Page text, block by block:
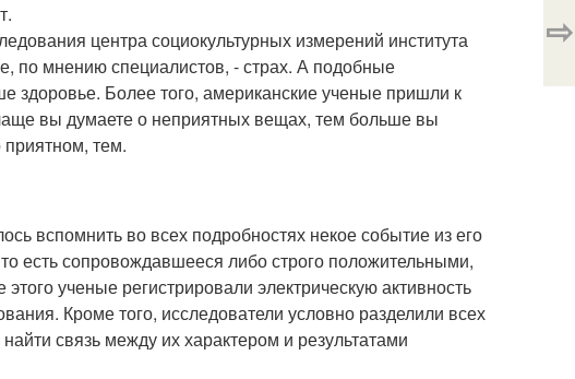
центра социокультурных измерений института
по мнению специалистов, - страх. А подобные
здоровье. Более того, американские ученые пришли к
вы думаете о неприятных вещах, тем больше вы
тем.
вспомнить во всех подробностях некое событие из его
есть сопровождавшееся либо строго положительными,
ученые регистрировали электрическую активность
Кроме того, исследователи условно разделили всех
связь между их характером и результатами
⇨